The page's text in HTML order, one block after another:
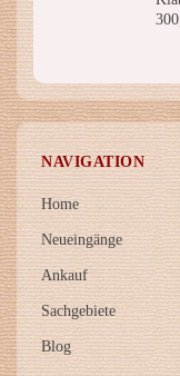
NAVIGATION
Home
Neueingänge
Ankauf
Sachgebiete
Blog